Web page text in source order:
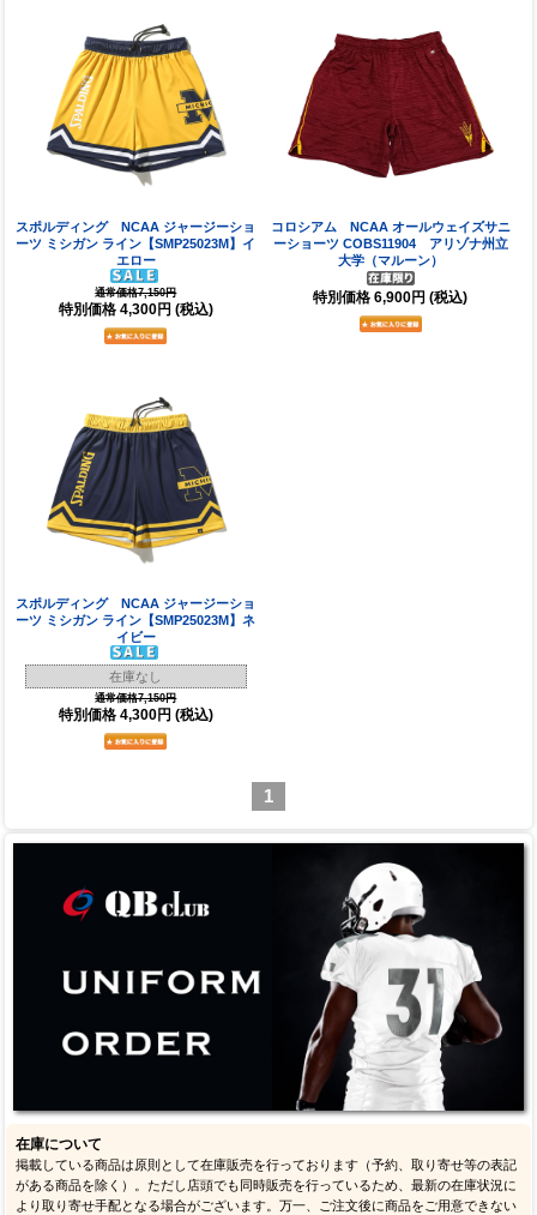
スポルディング NCAA ジャージーショ
ーツ ミシガン ライン【SMP25023M】イ
エロー
通常価格7,150円
特別価格 4,300円 (税込)
コロシアム NCAA オールウェイズサニ
ーショーツ COBS11904 アリゾナ州立
大学（マルーン）
特別価格 6,900円 (税込)
スポルディング NCAA ジャージーショ
ーツ ミシガン ライン【SMP25023M】ネ
イビー
在庫なし
通常価格7,150円
特別価格 4,300円 (税込)
1
在庫について
掲載している商品は原則として在庫販売を行っております（予約、取り寄せ等の表記
がある商品を除く）。ただし店頭でも同時販売を行っているため、最新の在庫状況に
より取り寄せ手配となる場合がございます。万一、ご注文後に商品をご用意できない